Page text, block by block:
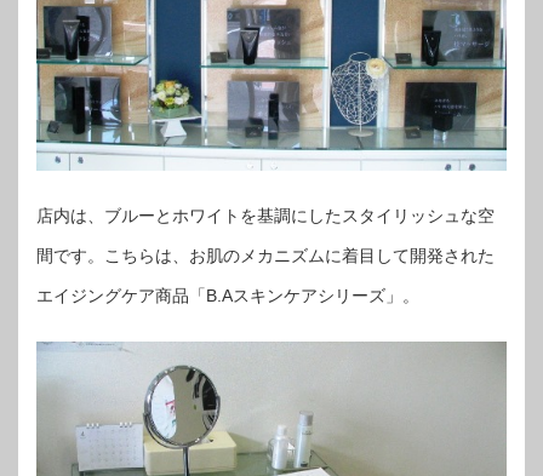
店内は、ブルーとホワイトを基調にしたスタイリッシュな空
間です。こちらは、お肌のメカニズムに着目して開発された
エイジングケア商品「B.Aスキンケアシリーズ」。